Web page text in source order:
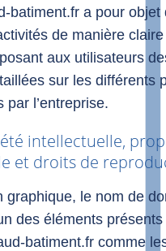
batiment.fr a pour objet
de manière
aux utilisateurs
sur les différents
par l’entreprise.
intellectuelle,
et droits de
graphique, le nom de
des éléments
batiment.fr comme